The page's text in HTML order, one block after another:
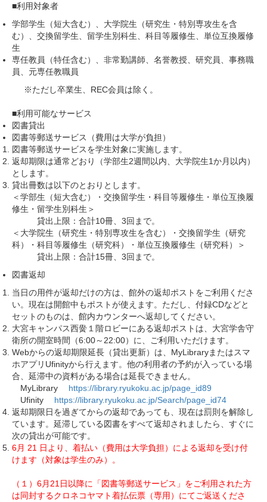
■利用対象者
学部学生（短大含む）、大学院生（研究生・特別専攻生を含
む）、交換留学生、留学生別科生、科目等履修生、単位互換履修
生
専任教員（特任含む）、非常勤講師、名誉教授、研究員、事務職
員、元専任教職員
※ただし卒業生、REC会員は除く。
■利用可能なサービス
図書貸出
図書等郵送サービス（費用は大学が負担）
図書等郵送サービスを学生対象に実施します。
返却期限は通常どおり（学部生2週間以内、大学院生1か月以内）
とします。
貸出冊数は以下のとおりとします。
＜学部生（短大含む）・交換留学生・科目等履修生・単位互換履
修生・留学生別科生＞
貸出上限：合計10冊、3回まで。
＜大学院生（研究生・特別専攻生を含む）・交換留学生（研究
科）・科目等履修生（研究科）・単位互換履修生（研究科）＞
貸出上限：合計15冊、3回まで。
図書返却
当日の用件が返却だけの方は、館外の返却ポストをご利用くださ
い。現在は開館中もポストが使えます。ただし、付録CDなどと
セットのものは、館内カウンターへ返却してください。
大宮キャンパス西黌１階ロビーにある返却ポストは、大宮学舎守
衛所の開室時間（6:00～22:00）に、ご利用いただけます。
Webからの返却期限延長（貸出更新）は、MyLibraryまたはスマ
ホアプリUfinityから行えます。他の利用者の予約が入っている場
合、延滞中の資料がある場合は延長できません。
MyLibrary https://library.ryukoku.ac.jp/page_id89
Ufinity https://library.ryukoku.ac.jp/Search/page_id74
返却期限日を過ぎてからの返却であっても、現在は罰則を解除し
ています。延滞している図書をすべて返却されましたら、すぐに
次の貸出が可能です。
6月 21 日より、着払い（費用は大学負担）による返却を受け付
けます（対象は学生のみ）。
（１）6月21日以降に「図書等郵送サービス」をご利用された方
は同封するクロネコヤマト着払伝票（専用）にてご返送くださ